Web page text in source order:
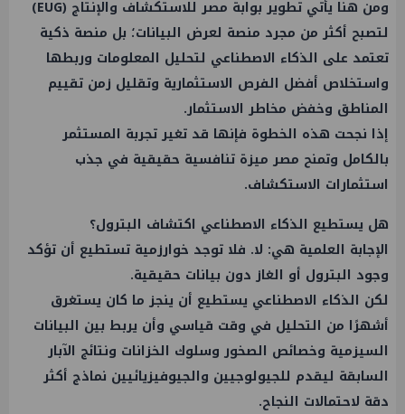
ومن هنا يأتي تطوير بوابة مصر للاستكشاف والإنتاج (EUG)
لتصبح أكثر من مجرد منصة لعرض البيانات؛ بل منصة ذكية
تعتمد على الذكاء الاصطناعي لتحليل المعلومات وربطها
واستخلاص أفضل الفرص الاستثمارية وتقليل زمن تقييم
المناطق وخفض مخاطر الاستثمار.
إذا نجحت هذه الخطوة فإنها قد تغير تجربة المستثمر
بالكامل وتمنح مصر ميزة تنافسية حقيقية في جذب
استثمارات الاستكشاف.
هل يستطيع الذكاء الاصطناعي اكتشاف البترول؟
الإجابة العلمية هي: لا. فلا توجد خوارزمية تستطيع أن تؤكد
وجود البترول أو الغاز دون بيانات حقيقية.
لكن الذكاء الاصطناعي يستطيع أن ينجز ما كان يستغرق
أشهرًا من التحليل في وقت قياسي وأن يربط بين البيانات
السيزمية وخصائص الصخور وسلوك الخزانات ونتائج الآبار
السابقة ليقدم للجيولوجيين والجيوفيزيائيين نماذج أكثر
دقة لاحتمالات النجاح.